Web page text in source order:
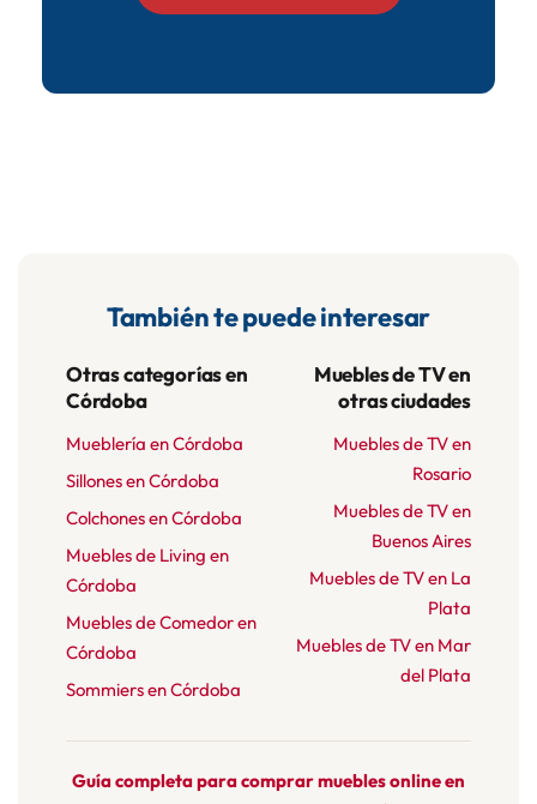
También te puede interesar
Otras categorías en
Córdoba
Mueblería en Córdoba
Sillones en Córdoba
Colchones en Córdoba
Muebles de Living en
Córdoba
Muebles de Comedor en
Córdoba
Sommiers en Córdoba
Muebles de TV en
otras ciudades
Muebles de TV en
Rosario
Muebles de TV en
Buenos Aires
Muebles de TV en La
Plata
Muebles de TV en Mar
del Plata
Guía completa para comprar muebles online en